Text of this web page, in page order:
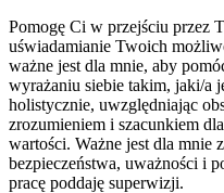
Pomogę Ci w przejściu przez
uświadamianie Twoich
ważne jest dla mnie, aby
wyrażaniu siebie takim, jaki/a
holistycznie, uwzględniając
zrozumieniem i szacunkiem
wartości. Ważne jest dla mnie
bezpieczeństwa, uważności i
pracę poddaję superwizji.